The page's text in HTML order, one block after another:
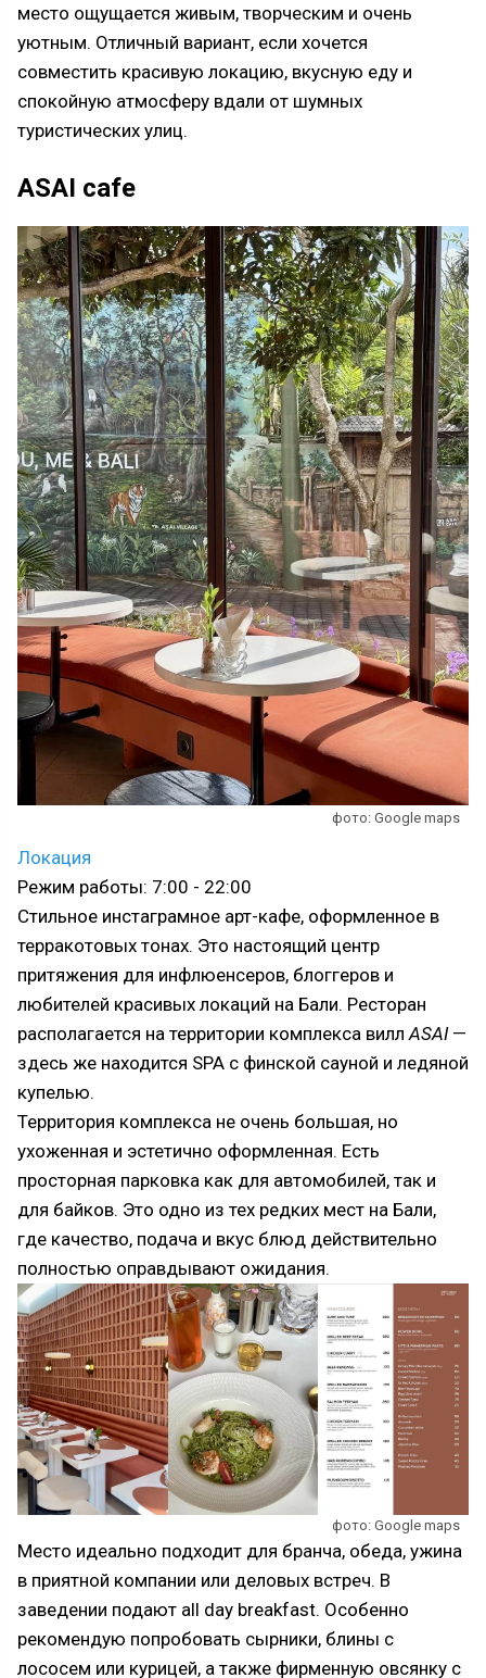
место ощущается живым, творческим и очень
уютным. Отличный вариант, если хочется
совместить красивую локацию, вкусную еду и
спокойную атмосферу вдали от шумных
туристических улиц.
ASAI cafe
фото: Google maps
Локация
Режим работы: 7:00 - 22:00
Стильное инстаграмное арт-кафе, оформленное в
терракотовых тонах. Это настоящий центр
притяжения для инфлюенсеров, блоггеров и
любителей красивых локаций на Бали. Ресторан
располагается на территории комплекса виллASAI—
здесь же находится SPA с финской сауной и ледяной
купелью.
Территория комплекса не очень большая, но
ухоженная и эстетично оформленная. Есть
просторная парковка как для автомобилей, так и
для байков. Это одно из тех редких мест на Бали,
где качество, подача и вкус блюд действительно
полностью оправдывают ожидания.
фото: Google maps
Место идеально подходит для бранча, обеда, ужина
в приятной компании или деловых встреч. В
заведении подают all day breakfast. Особенно
рекомендую попробовать сырники, блины с
лососем или курицей, а также фирменную овсянку с